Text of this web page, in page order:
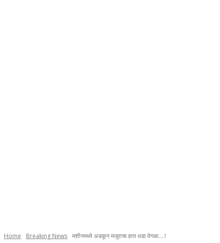
Home Breaking News मशीनमध्ये अडकून मजूराचा हात धडा वेगळा....!